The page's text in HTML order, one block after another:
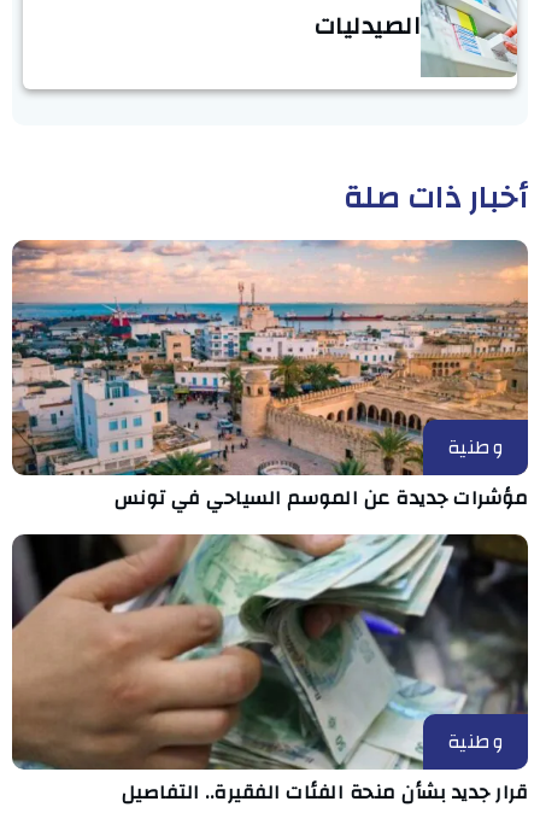
الصيدليات
أخبار ذات صلة
وطنية
مؤشرات جديدة عن الموسم السياحي في تونس
وطنية
قرار جديد بشأن منحة الفئات الفقيرة.. التفاصيل